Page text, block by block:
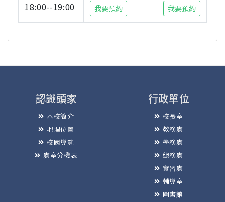
18:00--19:00 我要預約 我要預約
認識頭家
本校簡介
地理位置
校園導覽
處室分機表
行政單位
校長室
教務處
學務處
總務處
實習處
輔導室
圖書館